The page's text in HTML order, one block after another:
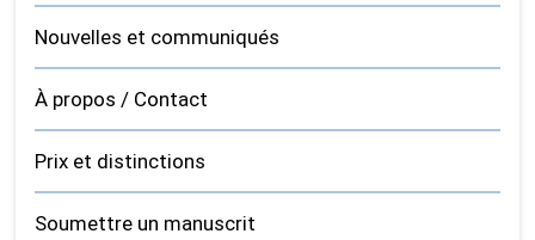
Nouvelles et communiqués
À propos / Contact
Prix et distinctions
Soumettre un manuscrit